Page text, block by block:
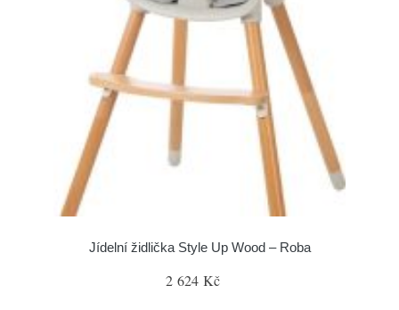
Jídelní židlička Style Up Wood – Roba
2 624 Kč